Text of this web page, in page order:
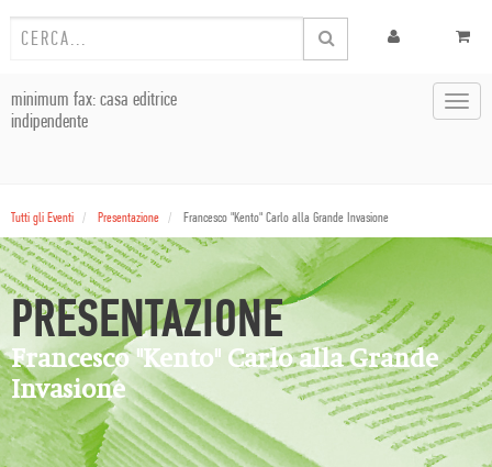
minimum fax: casa editrice
indipendente
Tutti gli Eventi Presentazione Francesco "Kento" Carlo alla Grande Invasione
PRESENTAZIONE
Francesco "Kento" Carlo alla Grande
Invasione